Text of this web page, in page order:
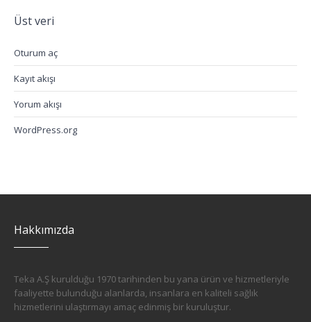
Üst veri
Oturum aç
Kayıt akışı
Yorum akışı
WordPress.org
Hakkımızda
Teka A.Ş kurulduğu 1970 tarihinden bu yana ürün ve hizmetleriyle
faaliyette bulunduğu alanlarda, insanlara en kaliteli sağlık
hizmetlerini ulaştırmayı amaç edinmiş bir kuruluştur.